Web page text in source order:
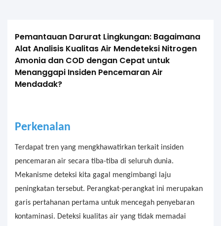
Pemantauan Darurat Lingkungan: Bagaimana
Alat Analisis Kualitas Air Mendeteksi Nitrogen
Amonia dan COD dengan Cepat untuk
Menanggapi Insiden Pencemaran Air
Mendadak?
Perkenalan
Terdapat tren yang mengkhawatirkan terkait insiden
pencemaran air secara tiba-tiba di seluruh dunia.
Mekanisme deteksi kita gagal mengimbangi laju
peningkatan tersebut. Perangkat-perangkat ini merupakan
garis pertahanan pertama untuk mencegah penyebaran
kontaminasi. Deteksi kualitas air yang tidak memadai